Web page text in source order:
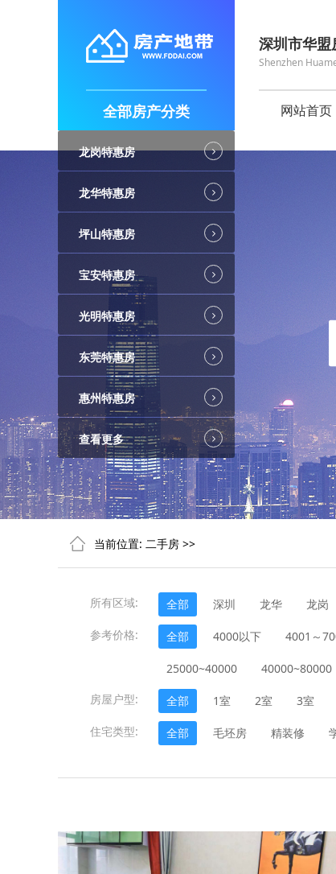
全部房产分类
龙岗特惠房
龙华特惠房
坪山特惠房
宝安特惠房
光明特惠房
东莞特惠房
惠州特惠房
查看更多
深圳市华盟
Shenzhen
网站首页
当前位置: 二手房 >>
所有区域: 全部 深圳 龙华 龙岗
参考价格:
全部 4000以下 4001～
25000~40000 40000~80000
房屋户型:
全部 1室 2室 3室
住宅类型:
全部 毛坯房 精装修